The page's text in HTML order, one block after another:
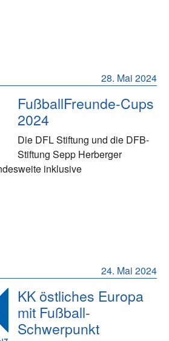
28. Mai 2024
FußballFreunde-Cups
2024
Die DFL Stiftung und die DFB-
Stiftung Sepp Herberger
inklusive
24. Mai 2024
KK östliches Europa
mit Fußball-
Schwerpunkt